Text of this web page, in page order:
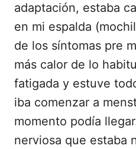
adaptación, estaba
en mi espalda
de los síntomas pre
más calor de lo
fatigada y estuve
iba comenzar a
momento podía
nerviosa que estaba